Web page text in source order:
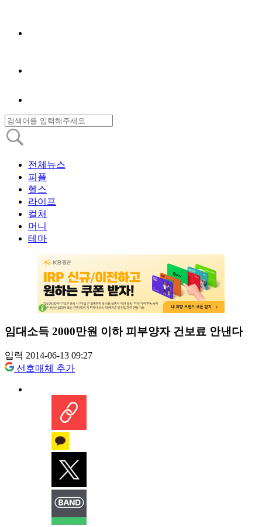
전체뉴스
피플
헬스
라이프
컬처
머니
테마
임대소득 2000만원 이하 피부양자 건보료 안낸다
입력 2014-06-13 09:27
선호매체 추가